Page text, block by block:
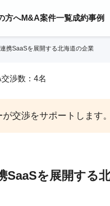
方へM&A案件一覧成約事例
携SaaSを展開する北海道の企業
渉数：4名
交渉をサポートします。
SaaSを展開する